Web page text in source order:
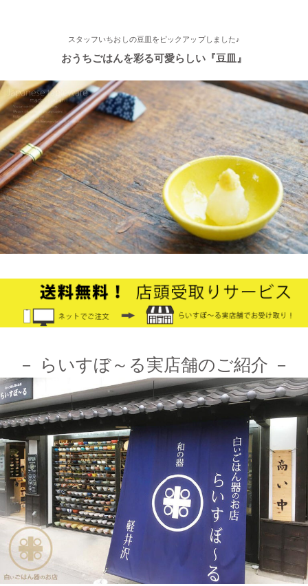
が白いごはん器のお店 らいすぼーる 春日井店にいらっしゃいま
2025/2/4
≪テレビで紹介されました≫ 2021年9月5日 中京テレビ キャッ
チ！『金額当て中継 コレいくらでSHOW！』生放送のコーナー
で 白いごはん器のお店 らいすぼーる 小牧店が出演しました。
2024/12/4
オフィシャルショップがリニューアルしました！お客様により快
適にお買い物をお楽しみいただけるよう、表示速度などを改善し
ました。みなさまのご利用をお待ちしております。
2024/10/26
≪第1弾 公式Youtubeチャンネル お買い物モニターアンバサダー
大募集☆≫ 詳しくはらいすぼ～るインスタグラムをチェッ
2024/3/12
≪テレビで紹介されました≫ 2021年7月12日 CBCテレビ まちイ
チ nice to people『春日井市・専門店』巡りで TKOの木本武宏さ
んが白いごはん器のお店 らいすぼーる 春日井店にいらっしゃい
ました。
2024/3/12
≪ラジオで紹介されました≫ 2021年7月8日 CBCラジオ ドラ魂
キング『レポドラ中継』コーナーに 白いごはん器のお店 らいす
ぼーる 小牧店が出演しました。
スタッフいちおしの豆皿をピックアップしました♪
おうちごはんを彩る可愛らしい『豆皿』
－ らいすぼ～る実店舗のご紹介 －